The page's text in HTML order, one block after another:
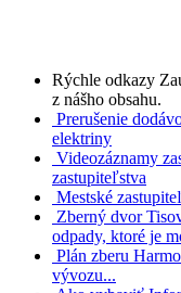
Rýchle odkazy
z nášho obsahu.
Prerušenie
elektriny
Videozáznamy
zastupiteľstva
Mestské
Zberný dvor
odpady, ktoré je
Plán zberu
vývozu...